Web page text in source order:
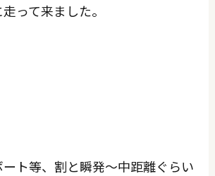
って来ました。
ト等、割と瞬発～中距離ぐらい